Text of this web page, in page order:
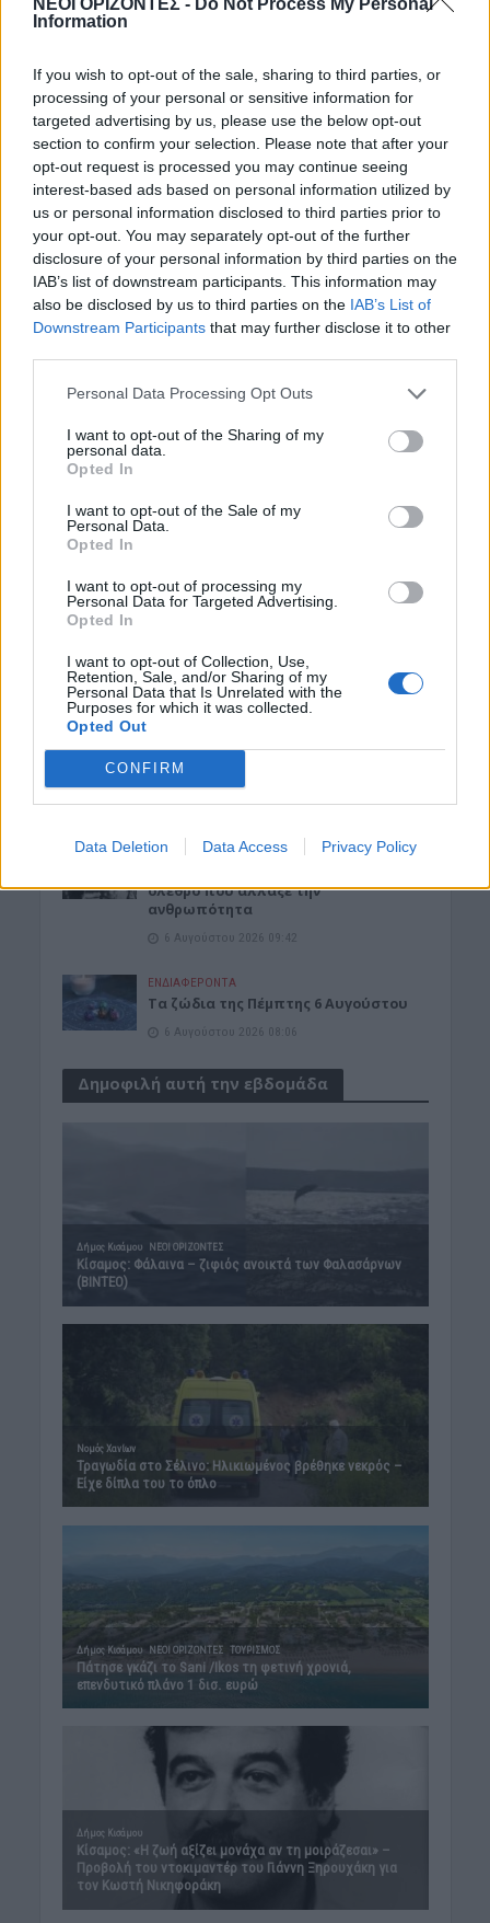
Information
If you wish to opt-out of the sale, sharing to third parties, or
processing of your personal or sensitive information for
targeted advertising by us, please use the below opt-out
section to confirm your selection. Please note that after your
opt-out request is processed you may continue seeing
interest-based ads based on personal information utilized by
us or personal information disclosed to third parties prior to
your opt-out. You may separately opt-out of the further
disclosure of your personal information by third parties on the
IAB’s list of downstream participants. This information may
also be disclosed by us to third parties on the IAB’s List of
Downstream Participants that may further disclose it to other
Personal Data Processing Opt Outs
I want to opt-out of the Sharing of my
personal data.
Opted In
I want to opt-out of the Sale of my
Personal Data.
Opted In
I want to opt-out of processing my
Personal Data for Targeted Advertising.
Opted In
I want to opt-out of Collection, Use,
Retention, Sale, and/or Sharing of my
Personal Data that Is Unrelated with the
Purposes for which it was collected.
Opted Out
CONFIRM
Data Deletion Data Access Privacy Policy
Χανιά: Αυτοψία στα έργα στον ΒΟΑΚ
ΕΛΛΑΔΑ
Νέα ταυτότητα: Ποιους φορείς
πρέπει να ενημερώσετε μετά την
εκδόσή της
6 Αυγούστου 2026 17:20
ΕΝΔΙΑΦΕΡΟΝΤΑ
Αυτά είναι τα δέντρα που βοηθούν
στην προστασία των σπιτιών μας
από τις φωτιές
6 Αυγούστου 2026 17:16
ΓΕΎΣΗ - ΨΥΧΑΓΩΓΊΑ
Σύκο: Το φρούτο με τα μυστικά που
ίσως να μην γνωρίζεις
6 Αυγούστου 2026 17:11
κρηνών πόσιμου νερού
ΝΟΜΌΣ ΧΑΝΊΩΝ
Χανιά: Την εντόπισε περιπολικό,
6 Αυγούστου 2026 16:57
δηλώσουν το ακίνητό τους και μετά
την λήξη της προθεσμίας
6 Αυγούστου 2026 16:53
ΔΙΕΘΝΗ ΜΑΤΙΕΣ ΣΤΟ ΠΑΡΕΛΘΟΝ
όλεθρο που άλλαξε την
ανθρωπότητα
6 Αυγούστου 2026 09:42
ΕΝΔΙΑΦΕΡΟΝΤΑ
Tα ζώδια της Πέμπτης 6 Αυγούστου
6 Αυγούστου 2026 08:06
Δημοφιλή αυτή την εβδομάδα